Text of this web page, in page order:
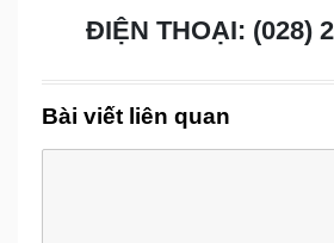
ĐIỆN THOẠI: (028)
Bài viết liên quan